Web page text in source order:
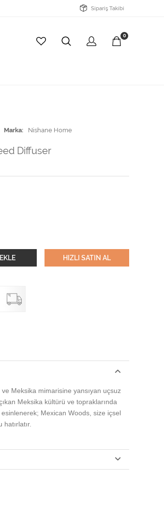
Sipariş Takibi
0
Marka Nishane Home
Diffuser
HIZLI SATIN AL
ve Meksika mimarisine yansıyan uçsuz
Meksika kültürü ve topraklarında
Mexican Woods, size içsel